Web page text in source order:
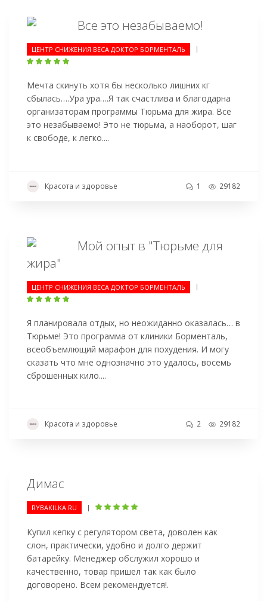
Все это незабываемо!
ЦЕНТР СНИЖЕНИЯ ВЕСА ДОКТОР БОРМЕНТАЛЬ |
Мечта скинуть хотя бы несколько лишних кг
сбылась….Ура ура….Я так счастлива и благодарна
организаторам программы Тюрьма для жира. Все
это незабываемо! Это не тюрьма, а наоборот, шаг
к свободе, к легко....
Красота и здоровье 1 29182
Мой опыт в "Тюрьме для
жира"
ЦЕНТР СНИЖЕНИЯ ВЕСА ДОКТОР БОРМЕНТАЛЬ |
Я планировала отдых, но неожиданно оказалась… в
Тюрьме! Это программа от клиники Борменталь,
всеобъемлющий марафон для похудения. И могу
сказать что мне однозначно это удалось, восемь
сброшенных кило....
Красота и здоровье 2 29182
Димас
RYBAKILKA.RU |
Купил кепку с регулятором света, доволен как
слон, практически, удобно и долго держит
батарейку. Менеджер обслужил хорошо и
качественно, товар пришел так как было
договорено. Всем рекомендуется!.